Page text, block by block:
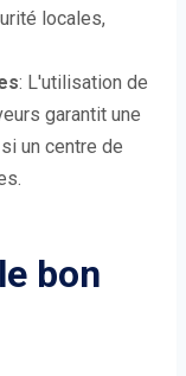
locales,
: L'utilisation de
garantit une
un centre de
bon